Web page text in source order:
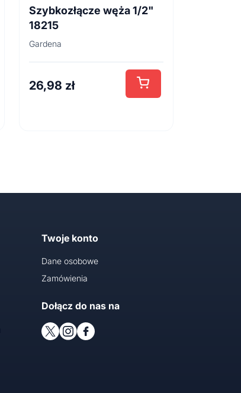
Szybkozłącze węża 1/2"
18215
Gardena
26,98 zł
Twoje konto
Dane osobowe
Zamówienia
Dołącz do nas na